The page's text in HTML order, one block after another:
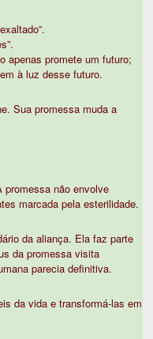
apenas promete um futuro;
à luz desse futuro.
Sua promessa muda a
promessa não envolve
marcada pela esterilidade.
da aliança. Ela faz parte
da promessa visita
parecia definitiva.
da vida e transformá-las em